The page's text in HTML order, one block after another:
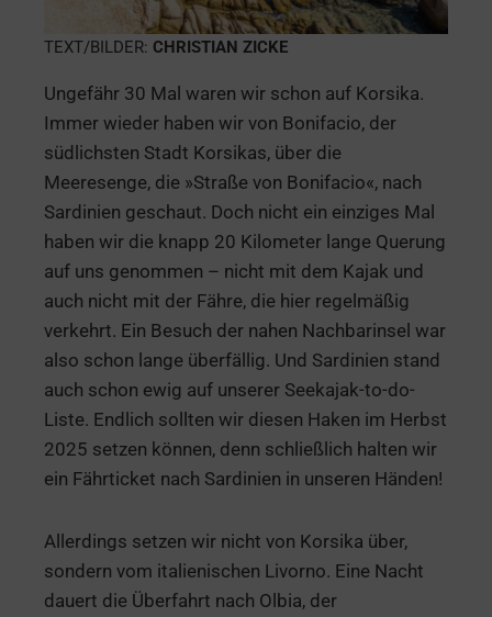
TEXT/BILDER: CHRISTIAN ZICKE
Ungefähr 30 Mal waren wir schon auf Korsika.
Immer wieder haben wir von Bonifacio, der
südlichsten Stadt Korsikas, über die
Meeresenge, die »Straße von Bonifacio«, nach
Sardinien geschaut. Doch nicht ein einziges Mal
haben wir die knapp 20 Kilometer lange Querung
auf uns genommen – nicht mit dem Kajak und
auch nicht mit der Fähre, die hier regelmäßig
verkehrt. Ein Besuch der nahen Nachbarinsel war
also schon lange überfällig. Und Sardinien stand
auch schon ewig auf unserer Seekajak-to-do-
Liste. Endlich sollten wir diesen Haken im Herbst
2025 setzen können, denn schließlich halten wir
ein Fährticket nach Sardinien in unseren Händen!
Allerdings setzen wir nicht von Korsika über,
sondern vom italienischen Livorno. Eine Nacht
dauert die Überfahrt nach Olbia, der